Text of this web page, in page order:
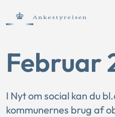
Februar
I Nyt om social kan du
kommunernes brug af